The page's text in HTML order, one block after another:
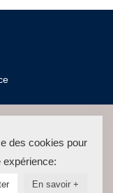
des cookies pour
expérience:
En savoir +